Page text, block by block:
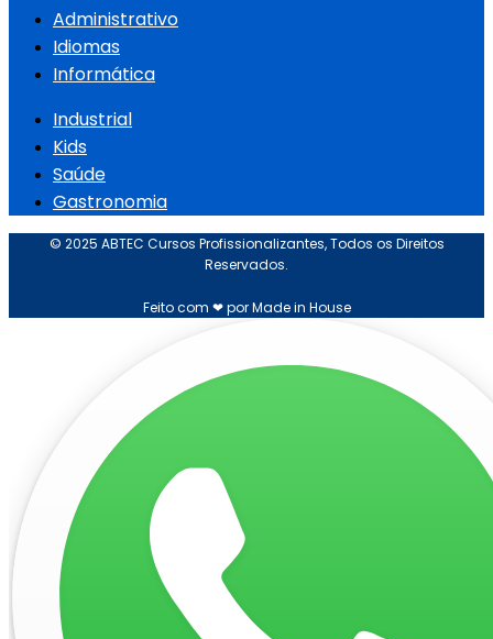
Administrativo
Idiomas
Informática
Industrial
Kids
Saúde
Gastronomia
© 2025 ABTEC Cursos Profissionalizantes, Todos os Direitos
Reservados.
Feito com ❤ por Made in House